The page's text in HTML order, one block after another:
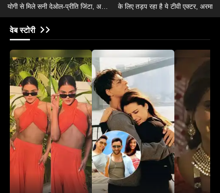
योगी से मिले सनी देओल-प्रीति जिंटा, असम
बाढ़ पीड़ितों की भूमि-अनुपम ने की मदद
के लिए तड़प रहा है ये टीवी एक्टर, अरमान
मलिक ने रचाई तीसरी शादी?
वेब स्टोरी